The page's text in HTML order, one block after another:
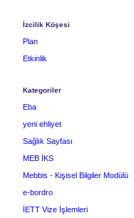
İzcilik Köşesi
Plan
Etkinlik
Kategoriler
Eba
yeni ehliyet
Sağlık Sayfası
MEB İKS
Mebbis - Kişisel Bilgiler Modülü
e-bordro
İETT Vize İşlemleri